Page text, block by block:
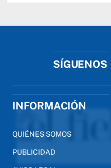
SÍGUENOS
INFORMACIÓN
QUIÉNES SOMOS
PUBLICIDAD